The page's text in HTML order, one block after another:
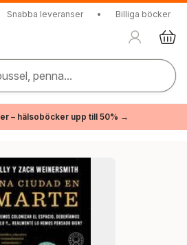
Snabba leveranser • Billiga böcker
penna...
– hälsoböcker upp till 50% →